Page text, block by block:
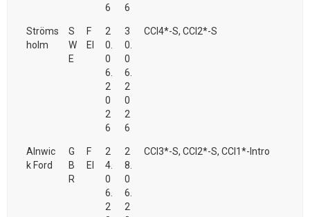
6
6
Ströms
holm
S
W
E
F
EI
2
0.
0
6.
2
0
2
6
3
0.
0
6.
2
0
2
6
CCI4*-S, CCI2*-S
Alnwic
k Ford
G
B
R
F
EI
2
4.
0
6.
2
2
8.
0
6.
2
CCI3*-S, CCI2*-S, CCI1*-Intro